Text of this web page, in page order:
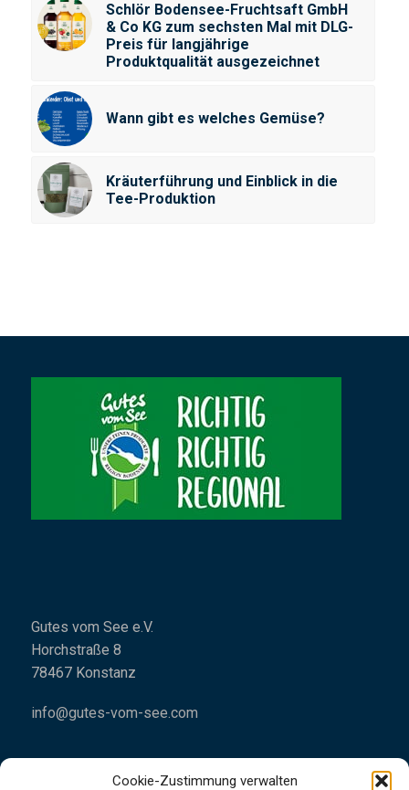
Cookie-Zustimmung verwalten
Schlör Bodensee-Fruchtsaft GmbH
& Co KG zum sechsten Mal mit DLG-
Preis für langjährige
Produktqualität ausgezeichnet
Wann gibt es welches Gemüse?
Kräuterführung und Einblick in die
Tee-Produktion
Gutes vom See e.V.
Horchstraße 8
78467 Konstanz
info@gutes-vom-see.com